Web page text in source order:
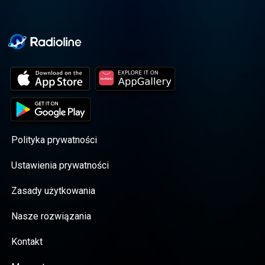
Polityka prywatności
Ustawienia prywatności
Zasady użytkowania
Nasze rozwiązania
Kontakt